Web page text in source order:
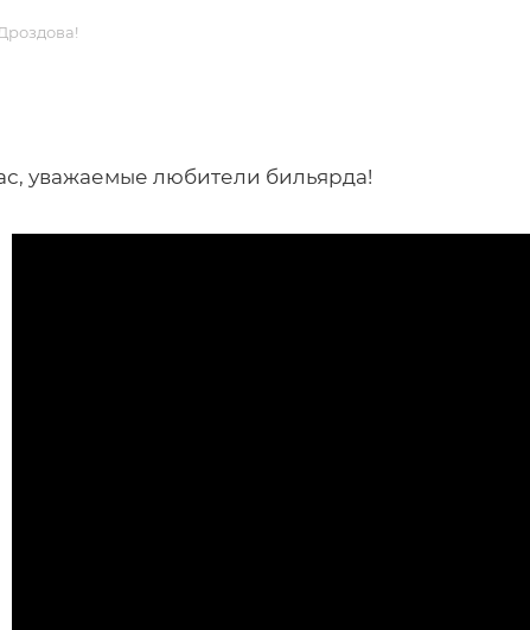
уважаемые любители бильярда!